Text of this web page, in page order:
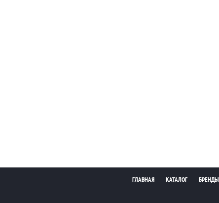
ГЛАВНАЯ КАТАЛОГ БРЕНДЫ